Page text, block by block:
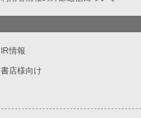
IR情報
書店様向け